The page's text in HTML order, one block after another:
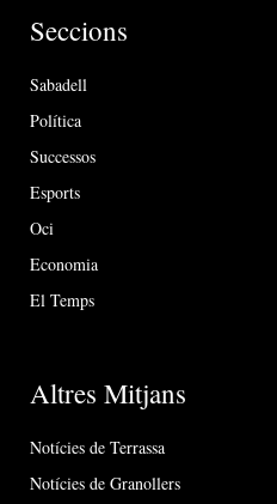
Seccions
Sabadell
Política
Successos
Esports
Oci
Economia
El Temps
Altres Mitjans
Notícies de Terrassa
Notícies de Granollers